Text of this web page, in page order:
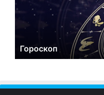
Гороскоп